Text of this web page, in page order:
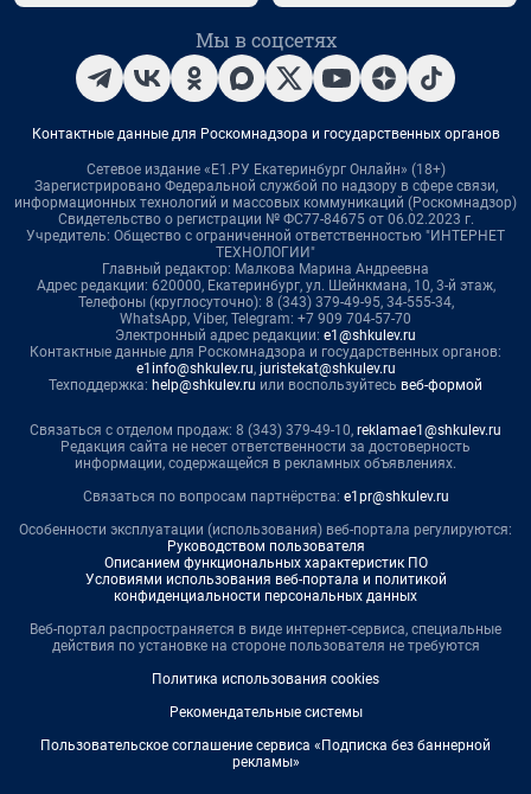
Мы в соцсетях
Контактные данные для Роскомнадзора и государственных органов
Сетевое издание «Е1.РУ Екатеринбург Онлайн» (18+)
Зарегистрировано Федеральной службой по надзору в сфере связи,
информационных технологий и массовых коммуникаций (Роскомнадзор)
Свидетельство о регистрации № ФС77-84675 от 06.02.2023 г.
Учредитель: Общество с ограниченной ответственностью "ИНТЕРНЕТ
ТЕХНОЛОГИИ"
Главный редактор: Малкова Марина Андреевна
Адрес редакции: 620000, Екатеринбург, ул. Шейнкмана, 10, 3-й этаж,
Телефоны (круглосуточно): 8 (343) 379-49-95, 34-555-34,
WhatsApp, Viber, Telegram: +7 909 704-57-70
Электронный адрес редакции: e1@shkulev.ru
Контактные данные для Роскомнадзора и государственных органов:
e1info@shkulev.ru, juristekat@shkulev.ru
Техподдержка: help@shkulev.ru или воспользуйтесь веб-формой
Связаться с отделом продаж: 8 (343) 379-49-10, reklamae1@shkulev.ru
Редакция сайта не несет ответственности за достоверность
информации, содержащейся в рекламных объявлениях.
Связаться по вопросам партнёрства: e1pr@shkulev.ru
Особенности эксплуатации (использования) веб-портала регулируются:
Руководством пользователя
Описанием функциональных характеристик ПО
Условиями использования веб-портала и политикой
конфиденциальности персональных данных
Веб-портал распространяется в виде интернет-сервиса, специальные
действия по установке на стороне пользователя не требуются
Политика использования cookies
Рекомендательные системы
Пользовательское соглашение сервиса «Подписка без баннерной
рекламы»